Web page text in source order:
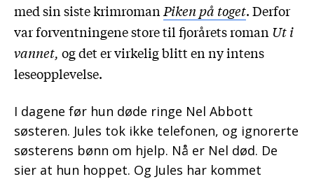
med sin siste krimroman Piken på toget. Derfor
var forventningene store til fjorårets roman Ut i
vannet, og det er virkelig blitt en ny intens
leseopplevelse.
I dagene før hun døde ringe Nel Abbott
søsteren. Jules tok ikke telefonen, og ignorerte
søsterens bønn om hjelp. Nå er Nel død. De
sier at hun hoppet. Og Jules har kommet